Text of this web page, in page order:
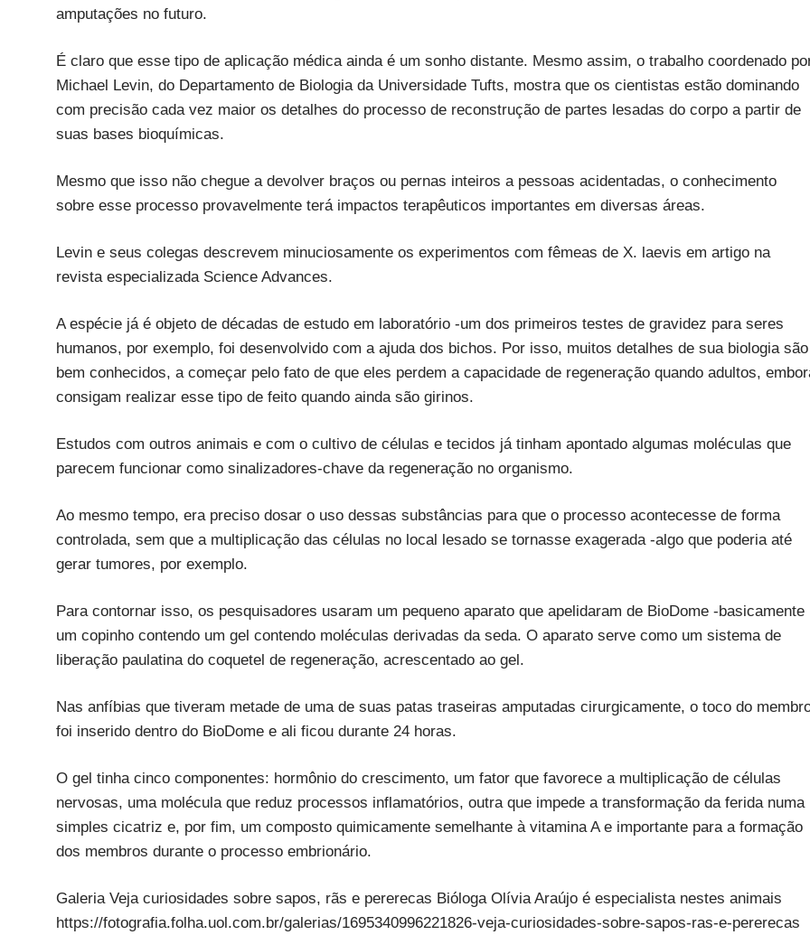
amputações no futuro.
É claro que esse tipo de aplicação médica ainda é um sonho distante. Mesmo assim, o trabalho coordenado
Michael Levin, do Departamento de Biologia da Universidade Tufts, mostra que os cientistas estão dominando
com precisão cada vez maior os detalhes do processo de reconstrução de partes lesadas do corpo a partir de
suas bases bioquímicas.
Mesmo que isso não chegue a devolver braços ou pernas inteiros a pessoas acidentadas, o conhecimento
sobre esse processo provavelmente terá impactos terapêuticos importantes em diversas áreas.
Levin e seus colegas descrevem minuciosamente os experimentos com fêmeas de X. laevis em artigo na
revista especializada Science Advances.
A espécie já é objeto de décadas de estudo em laboratório -um dos primeiros testes de gravidez para seres
humanos, por exemplo, foi desenvolvido com a ajuda dos bichos. Por isso, muitos detalhes de sua biologia são
bem conhecidos, a começar pelo fato de que eles perdem a capacidade de regeneração quando adultos,
consigam realizar esse tipo de feito quando ainda são girinos.
Estudos com outros animais e com o cultivo de células e tecidos já tinham apontado algumas moléculas que
parecem funcionar como sinalizadores-chave da regeneração no organismo.
Ao mesmo tempo, era preciso dosar o uso dessas substâncias para que o processo acontecesse de forma
controlada, sem que a multiplicação das células no local lesado se tornasse exagerada -algo que poderia até
gerar tumores, por exemplo.
Para contornar isso, os pesquisadores usaram um pequeno aparato que apelidaram de BioDome -basicamente
um copinho contendo um gel contendo moléculas derivadas da seda. O aparato serve como um sistema de
liberação paulatina do coquetel de regeneração, acrescentado ao gel.
Nas anfíbias que tiveram metade de uma de suas patas traseiras amputadas cirurgicamente, o toco do
foi inserido dentro do BioDome e ali ficou durante 24 horas.
O gel tinha cinco componentes: hormônio do crescimento, um fator que favorece a multiplicação de células
nervosas, uma molécula que reduz processos inflamatórios, outra que impede a transformação da ferida numa
simples cicatriz e, por fim, um composto quimicamente semelhante à vitamina A e importante para a formação
dos membros durante o processo embrionário.
Galeria Veja curiosidades sobre sapos, rãs e pererecas Bióloga Olívia Araújo é especialista nestes animais
https://fotografia.folha.uol.com.br/galerias/1695340996221826-veja-curiosidades-sobre-sapos-ras-e-pererecas